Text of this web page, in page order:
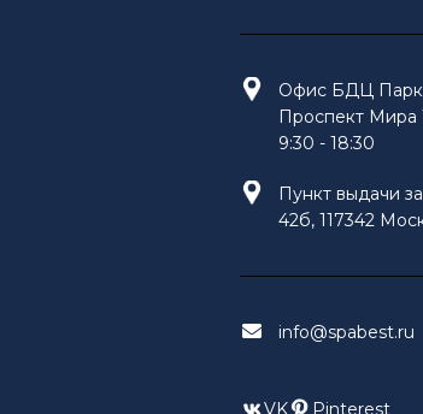
Офис БДЦ Парк
Проспект Мира
9:30 - 18:30
Пункт выдачи
42б, 117342
info@spabest.ru
VK Pinterest